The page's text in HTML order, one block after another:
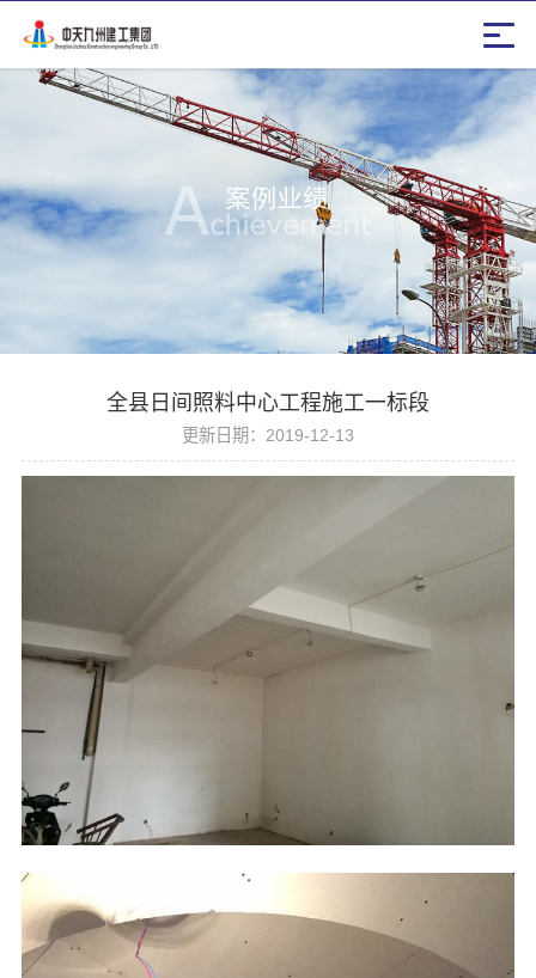
全县日间照料中心工程施工一标段
更新日期：2019-12-13